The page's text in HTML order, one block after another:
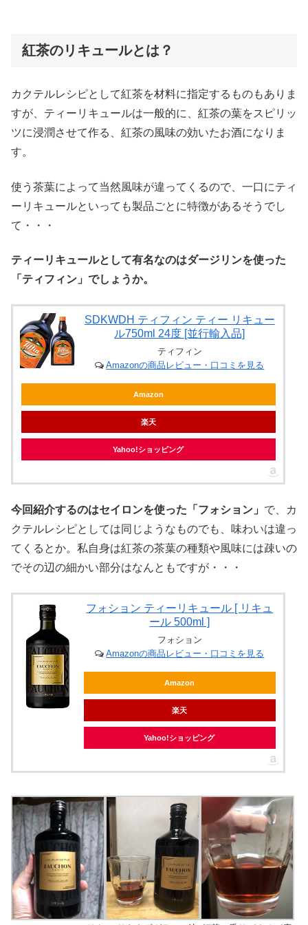
紅茶のリキュールとは？
カクテルレシピとして紅茶を材料に指定するものもありま
すが、ティーリキュールは一般的に、紅茶の葉をスピリッ
ツに浸潤させて作る、紅茶の風味の効いたお酒になりま
す。
使う茶葉によって当然風味が違ってくるので、一口にティ
ーリキュールといっても製品ごとに特徴があるそうでし
て・・・
ティーリキュールとして有名なのはダージリンを使った
「ティフィン」でしょうか。
SDKWDH ティフィン ティー リキュー
ル750ml 24度 [並行輸入品]
ティフィン
Amazonの商品レビュー・口コミを見る
Amazon
楽天
Yahoo!ショッピング
今回紹介するのはセイロンを使った「フォション」 で、カ
クテルレシピとしては同じようなものでも、味わいは違っ
てくるとか。私自身は紅茶の茶葉の種類や風味には疎いの
でその辺の細かい部分はなんともですが・・・
フォション ティーリキュール [ リキュ
ール 500ml ]
フォション
Amazonの商品レビュー・口コミを見る
Amazon
楽天
Yahoo!ショッピング